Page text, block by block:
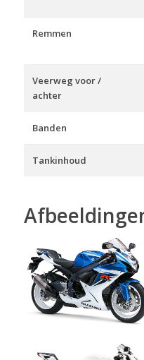
Remmen
Veerweg voor /
achter
Banden
Tankinhoud